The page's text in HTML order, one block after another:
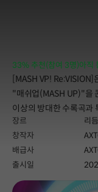
33% 추천(참여 3명)아직
[MASH VP! Re:VISION]
"매쉬업(MASH UP)"을 콘
이상의 방대한 수록곡
TH], [GHOST BATTLE
콘텐츠까지 제공됩니다.
장르
리듬
창작자
배급사
출시일